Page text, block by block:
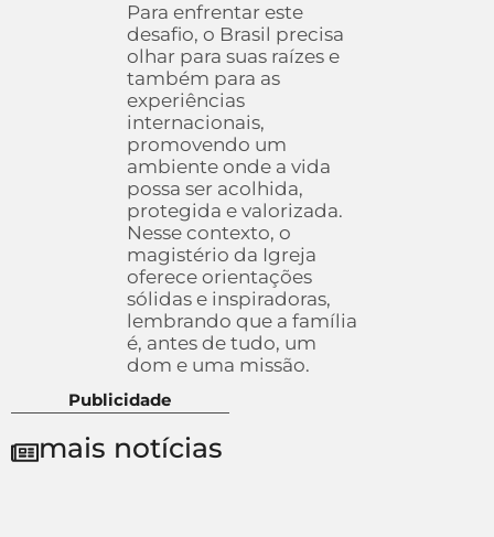
Para enfrentar este
desafio, o Brasil precisa
olhar para suas raízes e
também para as
experiências
internacionais,
promovendo um
ambiente onde a vida
possa ser acolhida,
protegida e valorizada.
Nesse contexto, o
magistério da Igreja
oferece orientações
sólidas e inspiradoras,
lembrando que a família
é, antes de tudo, um
dom e uma missão.
Publicidade
mais notícias